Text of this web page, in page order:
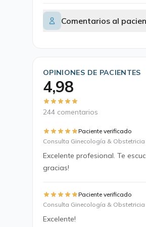
Comentarios al
OPINIONES DE PACIENTES
4,98
244 comentarios
Paciente verificado
Consulta Ginecología & Obstetricia
Excelente profesional. Te
gracias!
Paciente verificado
Consulta Ginecología & Obstetricia
Excelente!